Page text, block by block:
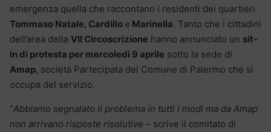
emergenza quella che raccontano i residenti dei quartieri
Tommaso Natale, Cardillo e Marinella. Tanto che i cittadini
dell’area della VII Circoscrizione hanno annunciato un sit-
in di protesta per mercoledì 9 aprile sotto la sede di
Amap, società Partecipata del Comune di Palermo che si
occupa del servizio.
“Abbiamo segnalato il problema in tutti i modi ma da Amap
non arrivano risposte risolutive – scrive il comitato di